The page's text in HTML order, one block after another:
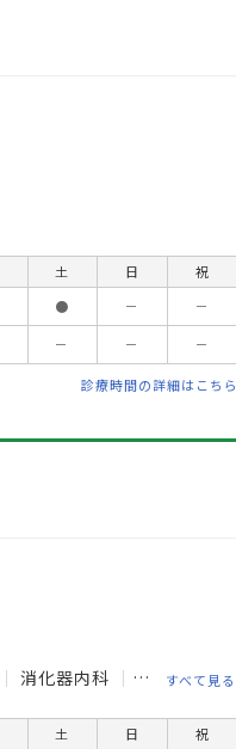
土 日
祝
● －
－
－ － －
診療時間の詳細はこちら
消化器内科 肝臓内科
すべて見る
土 日
祝